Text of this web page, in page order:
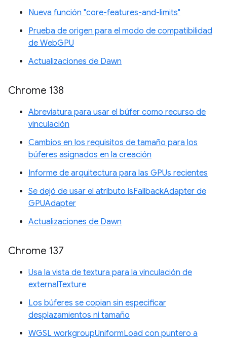
Nueva función "core-features-and-limits"
Prueba de origen para el modo de compatibilidad
de WebGPU
Actualizaciones de Dawn
Chrome 138
Abreviatura para usar el búfer como recurso de
vinculación
Cambios en los requisitos de tamaño para los
búferes asignados en la creación
Informe de arquitectura para las GPUs recientes
Se dejó de usar el atributo isFallbackAdapter de
GPUAdapter
Actualizaciones de Dawn
Chrome 137
Usa la vista de textura para la vinculación de
externalTexture
Los búferes se copian sin especificar
desplazamientos ni tamaño
WGSL workgroupUniformLoad con puntero a